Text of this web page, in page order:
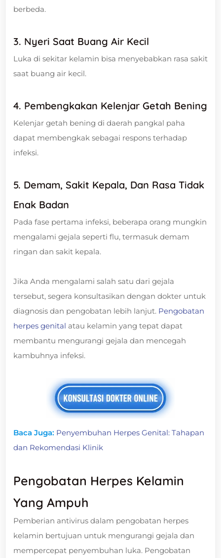
berbeda.
3. Nyeri Saat Buang Air Kecil
Luka di sekitar kelamin bisa menyebabkan rasa sakit
saat buang air kecil.
4. Pembengkakan Kelenjar Getah Bening
Kelenjar getah bening di daerah pangkal paha
dapat membengkak sebagai respons terhadap
infeksi.
5. Demam, Sakit Kepala, Dan Rasa Tidak
Enak Badan
Pada fase pertama infeksi, beberapa orang mungkin
mengalami gejala seperti flu, termasuk demam
ringan dan sakit kepala.
Jika Anda mengalami salah satu dari gejala
tersebut, segera konsultasikan dengan dokter untuk
diagnosis dan pengobatan lebih lanjut. Pengobatan
herpes genital atau kelamin yang tepat dapat
membantu mengurangi gejala dan mencegah
kambuhnya infeksi.
Baca Juga: Penyembuhan Herpes Genital: Tahapan
dan Rekomendasi Klinik
Pengobatan Herpes Kelamin
Yang Ampuh
Pemberian antivirus dalam pengobatan herpes
kelamin bertujuan untuk mengurangi gejala dan
mempercepat penyembuhan luka. Pengobatan